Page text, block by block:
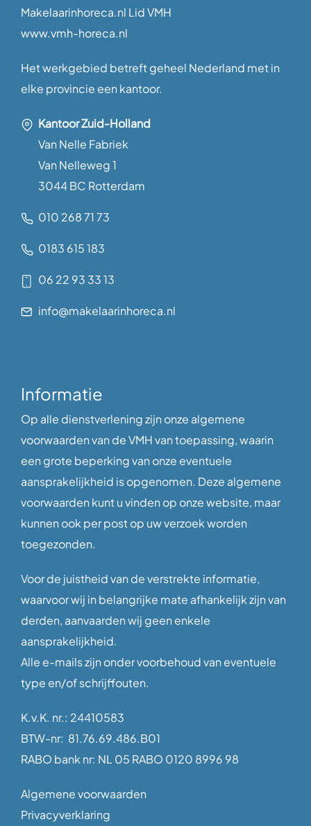
Makelaarinhoreca.nl Lid VMH
www.vmh-horeca.nl
Het werkgebied betreft geheel Nederland met in
elke provincie een kantoor.
Kantoor Zuid-Holland
Van Nelle Fabriek
Van Nelleweg 1
3044 BC Rotterdam
010 268 71 73
0183 615 183
06 22 93 33 13
info@makelaarinhoreca.nl
Informatie
Op alle dienstverlening zijn onze algemene
voorwaarden van de VMH van toepassing, waarin
een grote beperking van onze eventuele
aansprakelijkheid is opgenomen. Deze algemene
voorwaarden kunt u vinden op onze website, maar
kunnen ook per post op uw verzoek worden
toegezonden.
Voor de juistheid van de verstrekte informatie,
waarvoor wij in belangrijke mate afhankelijk zijn van
derden, aanvaarden wij geen enkele
aansprakelijkheid.
Alle e-mails zijn onder voorbehoud van eventuele
type en/of schrijffouten.
K.v.K. nr.: 24410583
BTW-nr: 81.76.69.486.B01
RABO bank nr: NL 05 RABO 0120 8996 98
Algemene voorwaarden
Privacyverklaring